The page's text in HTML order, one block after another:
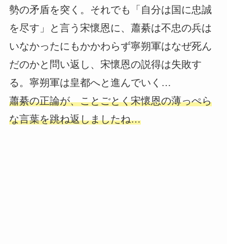
勢の矛盾を突く。それでも「自分は国に忠誠
を尽す」と言う宋懷恩に、蕭綦は不忠の兵は
いなかったにもかかわらず寧朔軍はなぜ死ん
だのかと問い返し、宋懷恩の説得は失敗す
る。寧朔軍は皇都へと進んでいく…
蕭綦の正論が、ことごとく宋懷恩の薄っぺら
な言葉を跳ね返しましたね…